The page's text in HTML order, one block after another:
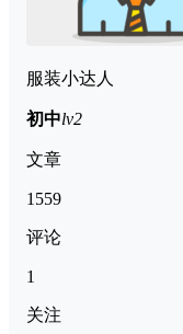
服装小达人
初中lv2
文章
1559
评论
1
关注